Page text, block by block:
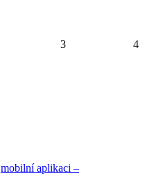
3 4
mobilní aplikaci –